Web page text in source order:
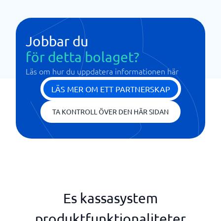
Jobbar du
för detta bolaget?
Läs om hur du uppdatera informationen här
LÄS MER OM ETT PARTNERSKAP
TA KONTROLL ÖVER DEN HÄR SIDAN
Es kassasystem